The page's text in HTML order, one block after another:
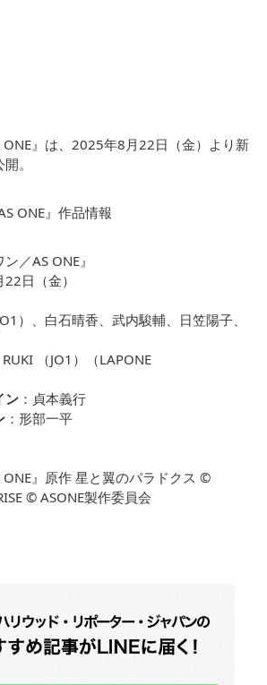
』は、2025年8月22日（金）より新
。
ONE』作品情報
／AS ONE』
日（金）
）、白石晴香、武内駿輔、日笠陽子、
（JO1）（LAPONE
ン ：貞本義行
：形部一平
』原作 星と翼のパラドクス ©
© ASONE製作委員会